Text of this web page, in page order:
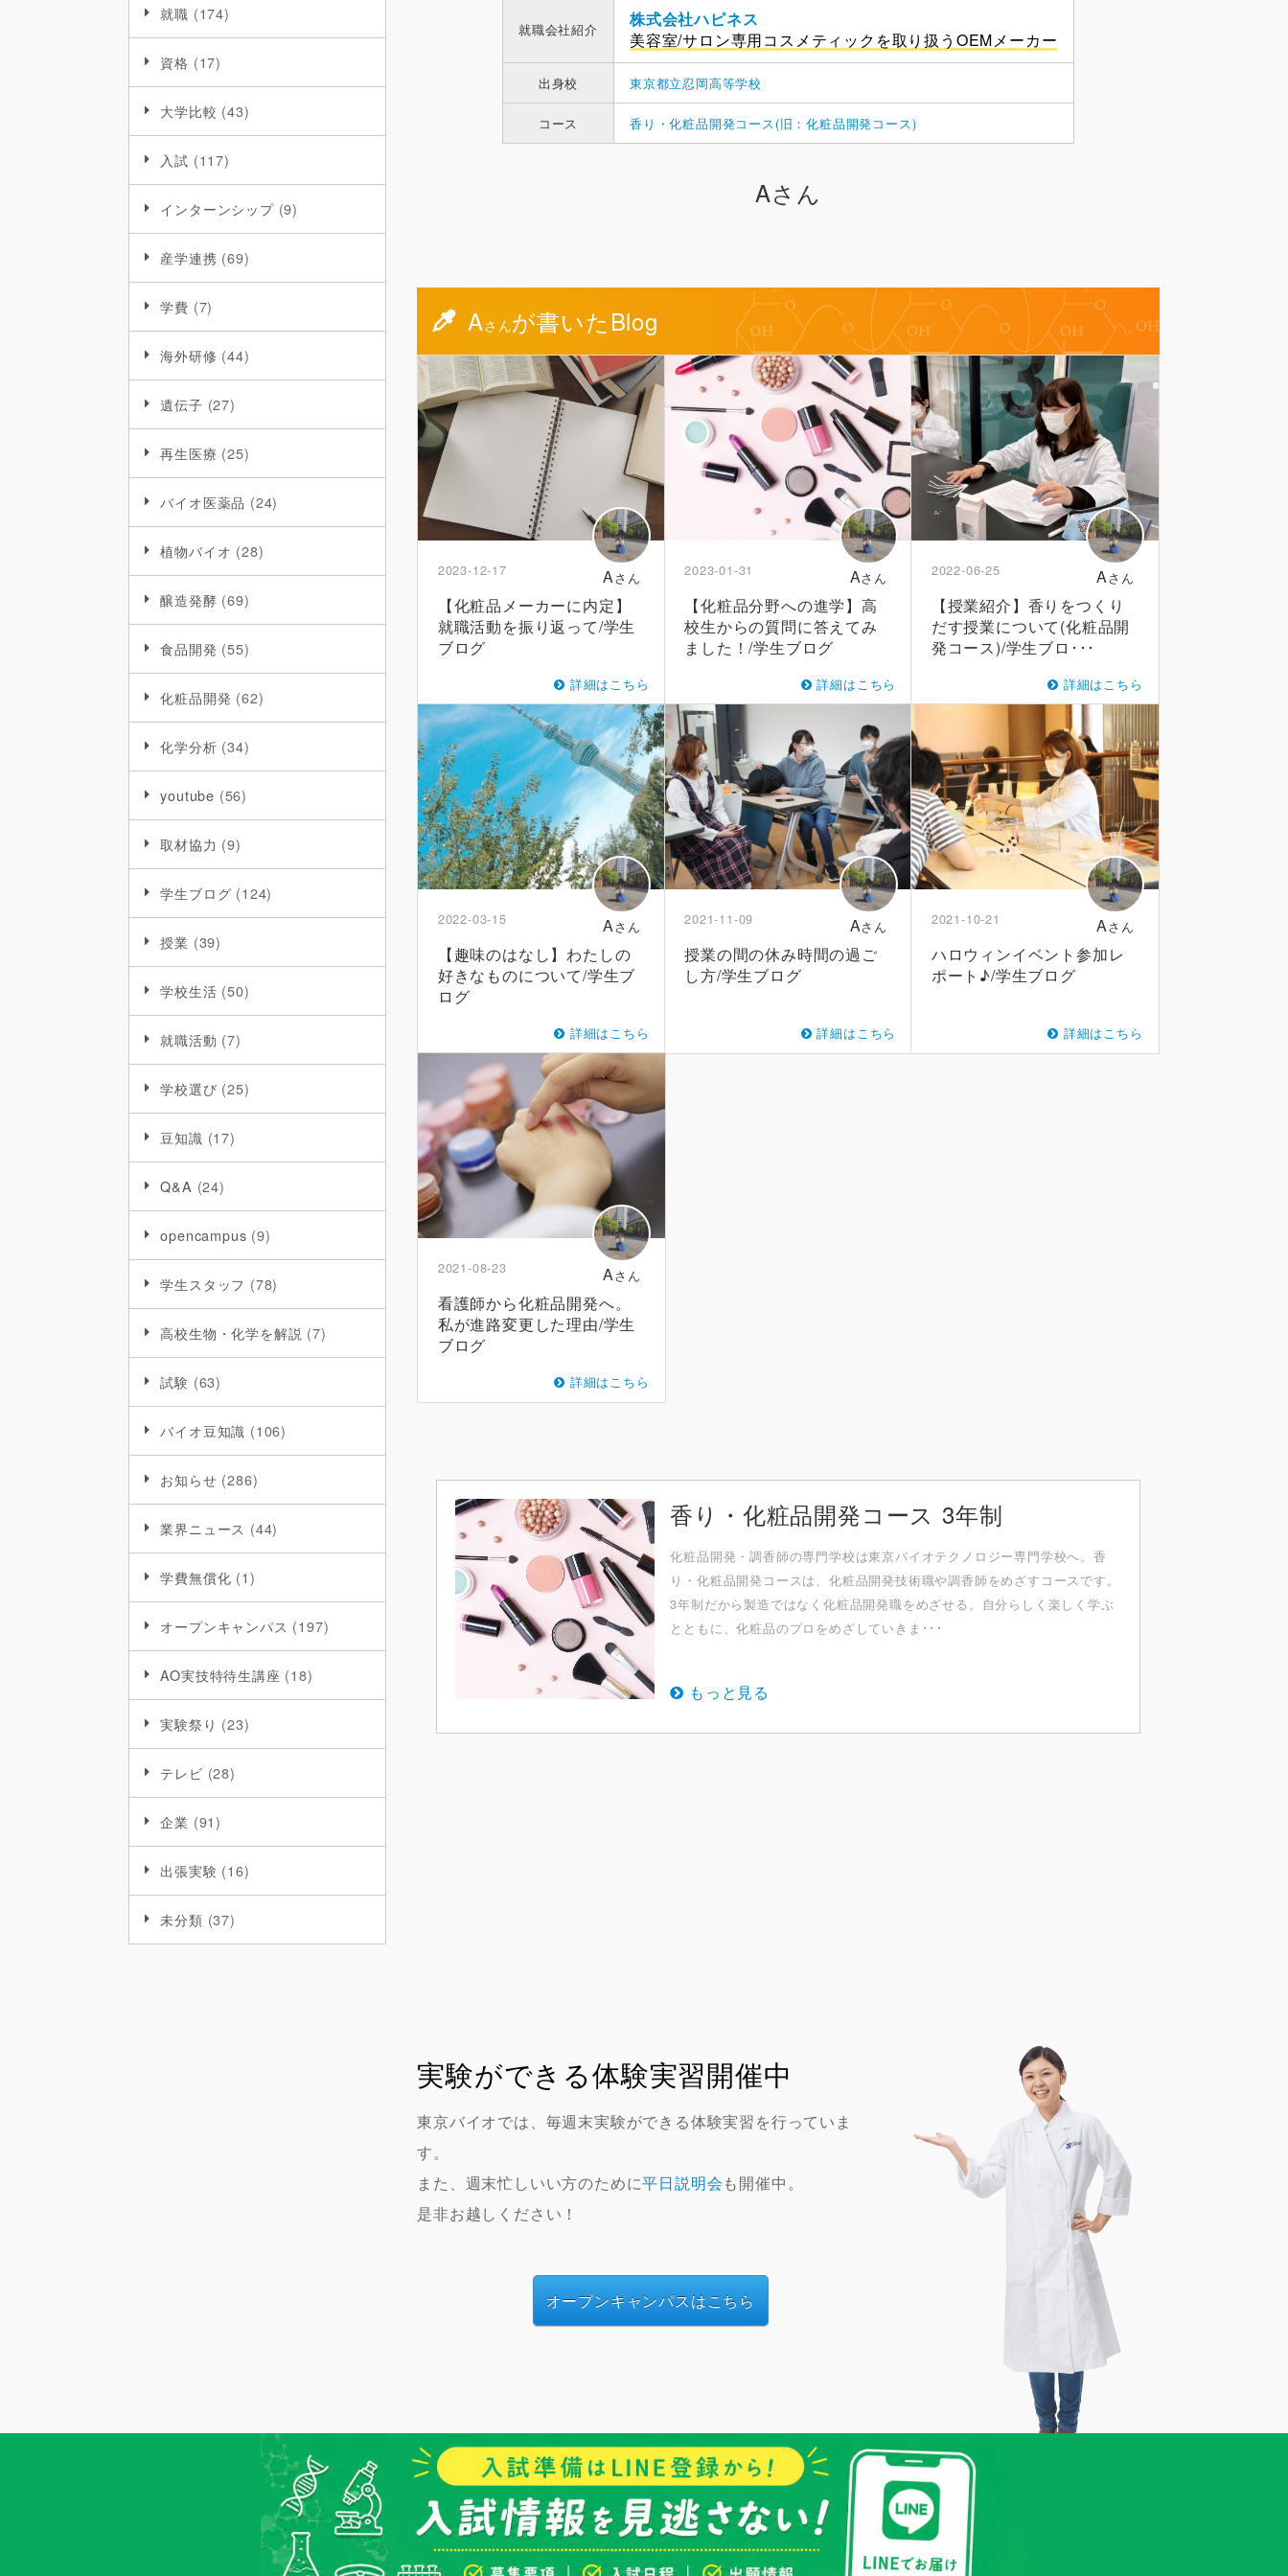
就職 (174)
資格 (17)
大学比較 (43)
入試 (117)
インターンシップ(9)
産学連携 (69)
学費 (7)
海外研修 (44)
遺伝子 (27)
再生医療 (25)
バイオ医薬品 (24)
植物バイオ (28)
醸造発酵 (69)
食品開発 (55)
化粧品開発 (62)
化学分析 (34)
youtube (56)
取材協力 (9)
学生ブログ (124)
授業 (39)
学校生活 (50)
就職活動 (7)
学校選び (25)
豆知識 (17)
Q&A (24)
opencampus (9)
学生スタッフ (78)
高校生物・化学を解説 (7)
試験 (63)
バイオ豆知識 (106)
お知らせ (286)
業界ニュース (44)
学費無償化 (1)
オープンキャンパス (197)
AO実技特待生講座 (18)
実験祭り (23)
テレビ (28)
企業 (91)
出張実験 (16)
未分類 (37)
就職会社紹介
株式会社ハピネス
美容室/サロン専用コスメティックを取り扱うOEMメーカー
出身校 東京都立忍岡高等学校
コース 香り・化粧品開発コース(旧：化粧品開発コース)
Aさん
Aさんが書いたBlog
Aさん
2023-12-17
【化粧品メーカーに内定】
就職活動を振り返って/学生
ブログ
詳細はこちら
Aさん
2023-01-31
【化粧品分野への進学】高
校生からの質問に答えてみ
ました！/学生ブログ
詳細はこちら
Aさん
2022-06-25
【授業紹介】香りをつくり
だす授業について(化粧品開
発コース)/学生ブロ･･･
詳細はこちら
Aさん
2022-03-15
【趣味のはなし】わたしの
好きなものについて/学生ブ
ログ
詳細はこちら
Aさん
2021-11-09
授業の間の休み時間の過ご
し方/学生ブログ
詳細はこちら
Aさん
2021-10-21
ハロウィンイベント参加レ
ポート♪/学生ブログ
詳細はこちら
Aさん
2021-08-23
看護師から化粧品開発へ。
私が進路変更した理由/学生
ブログ
詳細はこちら
香り・化粧品開発コース 3年制
化粧品開発・調⾹師の専⾨学校は東京バイオテクノロジー専⾨学校へ。⾹
り・化粧品開発コースは、化粧品開発技術職や調⾹師をめざすコースです。
3年制だから製造ではなく化粧品開発職をめざせる。⾃分らしく楽しく学ぶ
とともに、化粧品のプロをめざしていきま･･･
もっと見る
実験ができる体験実習開催中
東京バイオでは、毎週末実験ができる体験実習を行っていま
す。
また、週末忙しいい方のために平日説明会も開催中。
是非お越しください！
オープンキャンパスはこちら